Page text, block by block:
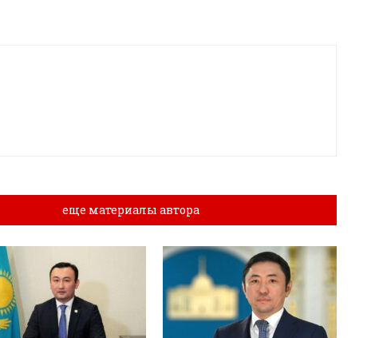
еще материалы автора